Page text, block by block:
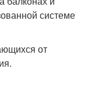
системе
от